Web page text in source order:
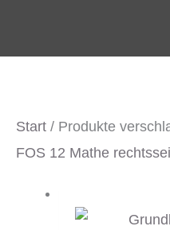
Start / Produkte
FOS 12 Mathe